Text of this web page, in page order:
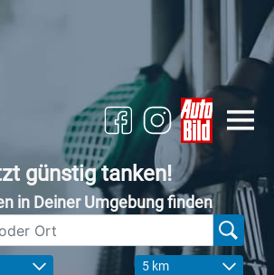
günstig tanken!
in Deiner Umgebung finden
5 km